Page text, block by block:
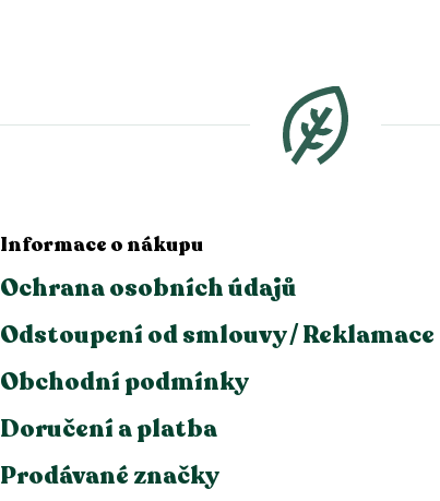
Informace o nákupu
Ochrana osobních údajů
Odstoupení od smlouvy / Reklamace
Obchodní podmínky
Doručení a platba
Prodávané značky